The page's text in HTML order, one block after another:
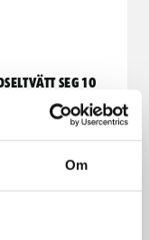
Om
SEG 10
och torrdammsugare